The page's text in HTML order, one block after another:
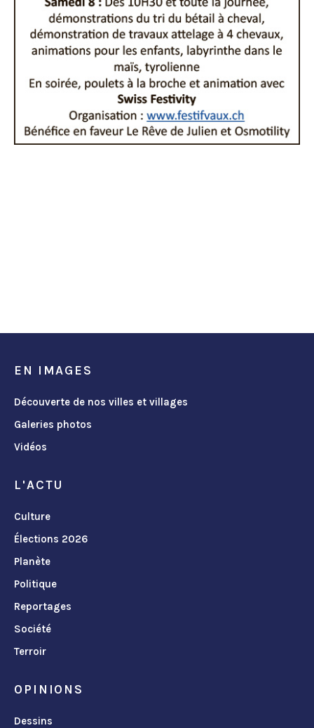
EN IMAGES
Découverte de nos villes et villages
Galeries photos
Vidéos
L'ACTU
Culture
Élections 2026
Planète
Politique
Reportages
Société
Terroir
OPINIONS
Dessins